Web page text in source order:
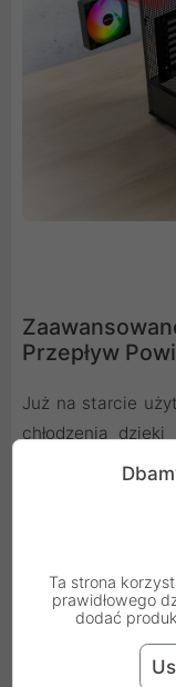
Przepływ
Już na starcie
chłodzenia
wentylatorom
rozbudowy
dodatkowych
cieczą na górze, z
Ta strona
prawidłowego
dodać